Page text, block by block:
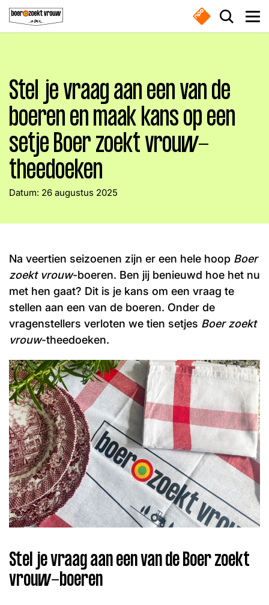
Overslaan en naar de inhoud gaan
ZoekMenu
Boeren
Nieuws
Boer zoekt vrouw gemist
Nieuwsbrief
Word lid
Facebook
Instagram
Waar ben je naar op zoek?
Meest gezocht
Boeren Deedry Jan
John Julius
Nieuws Nieuwsbrief
Stel je vraag aan een van de
boeren en maak kans op een
setje Boer zoekt vrouw-
theedoeken
Datum: 26 augustus 2025
Na veertien seizoenen zijn er een hele hoop Boer
zoekt vrouw-boeren. Ben jij benieuwd hoe het nu
met hen gaat? Dit is je kans om een vraag te
stellen aan een van de boeren. Onder de
vragenstellers verloten we tien setjes Boer zoekt
vrouw-theedoeken.
Stel je vraag aan een van de Boer zoekt
vrouw-boeren